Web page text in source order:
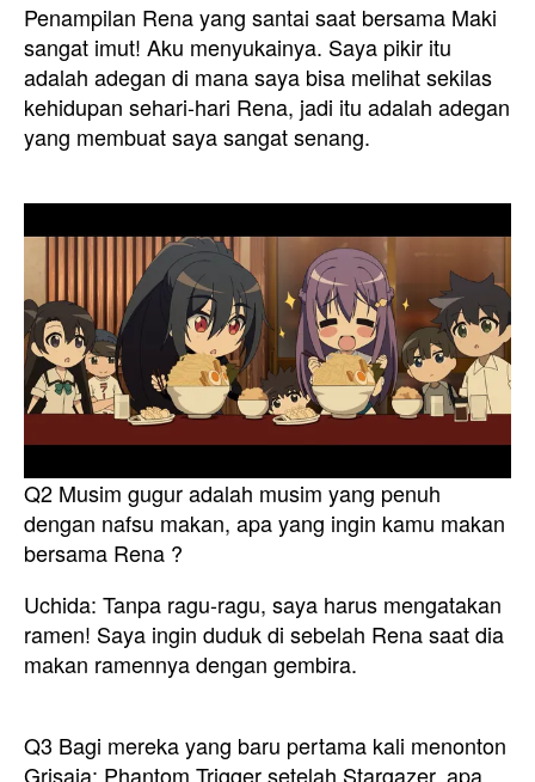
Penampilan Rena yang santai saat bersama Maki
sangat imut! Aku menyukainya. Saya pikir itu
adalah adegan di mana saya bisa melihat sekilas
kehidupan sehari-hari Rena, jadi itu adalah adegan
yang membuat saya sangat senang.
Q2 Musim gugur adalah musim yang penuh
dengan nafsu makan, apa yang ingin kamu makan
bersama Rena ?
Uchida: Tanpa ragu-ragu, saya harus mengatakan
ramen! Saya ingin duduk di sebelah Rena saat dia
makan ramennya dengan gembira.
Q3 Bagi mereka yang baru pertama kali menonton
Grisaia: Phantom Trigger setelah Stargazer, apa